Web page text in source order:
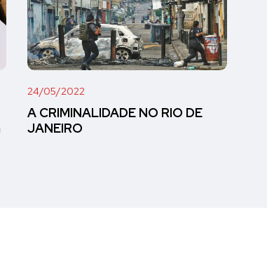
24/05/2022
A CRIMINALIDADE NO RIO DE
JANEIRO